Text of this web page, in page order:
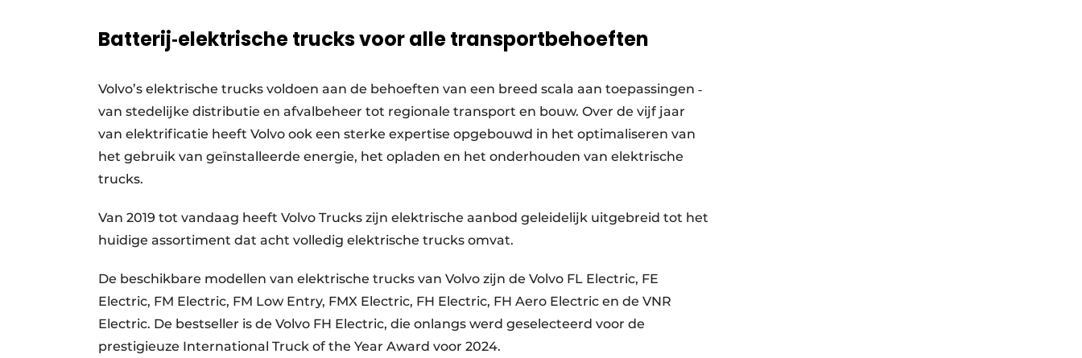
Batterij‐elektrische trucks voor alle transportbehoeften
Volvo’s elektrische trucks voldoen aan de behoeften van een breed scala aan toepassingen ‐
van stedelijke distributie en afvalbeheer tot regionale transport en bouw. Over de vijf jaar
van elektrificatie heeft Volvo ook een sterke expertise opgebouwd in het optimaliseren van
het gebruik van geïnstalleerde energie, het opladen en het onderhouden van elektrische
trucks.
Van 2019 tot vandaag heeft Volvo Trucks zijn elektrische aanbod geleidelijk uitgebreid tot het
huidige assortiment dat acht volledig elektrische trucks omvat.
De beschikbare modellen van elektrische trucks van Volvo zijn de Volvo FL Electric, FE
Electric, FM Electric, FM Low Entry, FMX Electric, FH Electric, FH Aero Electric en de VNR
Electric. De bestseller is de Volvo FH Electric, die onlangs werd geselecteerd voor de
prestigieuze International Truck of the Year Award voor 2024.